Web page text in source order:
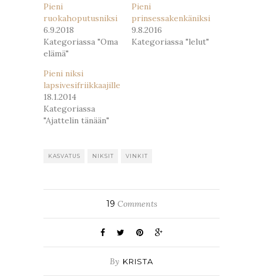
Pieni
ruokahoputusniksi
6.9.2018
Kategoriassa "Oma
elämä"
Pieni
prinsessakenkäniksi
9.8.2016
Kategoriassa "lelut"
Pieni niksi
lapsivesifriikkaajille
18.1.2014
Kategoriassa
"Ajattelin tänään"
KASVATUS NIKSIT VINKIT
19 Comments
By KRISTA